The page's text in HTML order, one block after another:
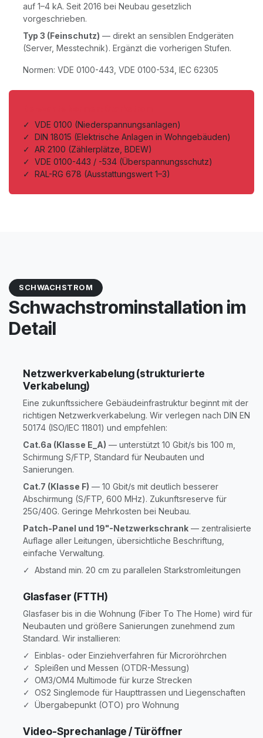
auf 1–4 kA. Seit 2016 bei Neubau gesetzlich
vorgeschrieben.
Typ 3 (Feinschutz) — direkt an sensiblen Endgeräten
(Server, Messtechnik). Ergänzt die vorherigen Stufen.
Normen: VDE 0100-443, VDE 0100-534, IEC 62305
✓ VDE 0100 (Niederspannungsanlagen)
✓ DIN 18015 (Elektrische Anlagen in Wohngebäuden)
✓ AR 2100 (Zählerplätze, BDEW)
✓ VDE 0100-443 / -534 (Überspannungsschutz)
✓ RAL-RG 678 (Ausstattungswert 1–3)
SCHWACHSTROM
Schwachstrominstallation im
Detail
Netzwerkverkabelung (strukturierte
Verkabelung)
Eine zukunftssichere Gebäudeinfrastruktur beginnt mit der
richtigen Netzwerkverkabelung. Wir verlegen nach DIN EN
50174 (ISO/IEC 11801) und empfehlen:
Cat.6a (Klasse E_A) — unterstützt 10 Gbit/s bis 100 m,
Schirmung S/FTP, Standard für Neubauten und
Sanierungen.
Cat.7 (Klasse F) — 10 Gbit/s mit deutlich besserer
Abschirmung (S/FTP, 600 MHz). Zukunftsreserve für
25G/40G. Geringe Mehrkosten bei Neubau.
Patch-Panel und 19"-Netzwerkschrank — zentralisierte
Auflage aller Leitungen, übersichtliche Beschriftung,
einfache Verwaltung.
✓ Abstand min. 20 cm zu parallelen Starkstromleitungen
Glasfaser (FTTH)
Glasfaser bis in die Wohnung (Fiber To The Home) wird für
Neubauten und größere Sanierungen zunehmend zum
Standard. Wir installieren:
✓ Einblas- oder Einziehverfahren für Microröhrchen
✓ Spleißen und Messen (OTDR-Messung)
✓ OM3/OM4 Multimode für kurze Strecken
✓ OS2 Singlemode für Haupttrassen und Liegenschaften
✓ Übergabepunkt (OTO) pro Wohnung
Video-Sprechanlage / Türöffner